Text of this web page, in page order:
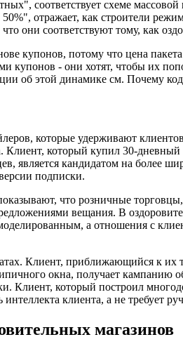
соответствует схеме
отражает, как строители
они соответствуют тому, как
купонов, потому что цена
купонов - они хотят, чтобы их
об этой динамике см. Почему
которые удерживают
Клиент, который купил 30-
является кандидатом на более
подписки.
что розничные
вещания. В
а отношения с
Клиент, приближающийся к
окна, получает кампанию
Клиент, который построил
клиента, а не требует
магазинов